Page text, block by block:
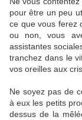
pour être un peu
ce que vous ferez
ou non, vous
assistantes
tranchez dans le
vos oreilles aux cris.
Ne soyez pas de
à eux les petits
dessus de la